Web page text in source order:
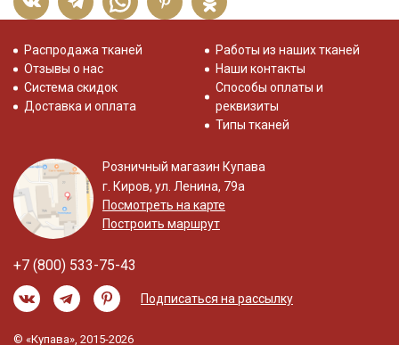
Распродажа тканей
Отзывы о нас
Система скидок
Доставка и оплата
Работы из наших тканей
Наши контакты
Способы оплаты и
реквизиты
Типы тканей
Розничный магазин Купава
г. Киров, ул. Ленина, 79а
Посмотреть на карте
Построить маршрут
+7 (800) 533-75-43
Подписаться на рассылку
© «Купава», 2015-2026